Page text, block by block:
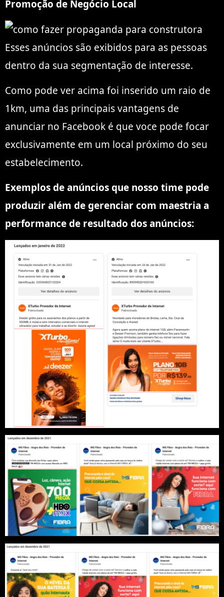
Promoção de Negócio Local
Esses anúncios são exibidos para as pessoas
dentro da sua segmentação de interesse.
Como pode ver acima foi inserido um raio de
1km, uma das principais vantagens de
anunciar no Facebook é que voce pode focar
exclusivamente em um local próximo do seu
estabelecimento.
Exemplos de anúncios que nosso time pode
produzir além de gerenciar com maestria a
performance de resultado dos anúncios: